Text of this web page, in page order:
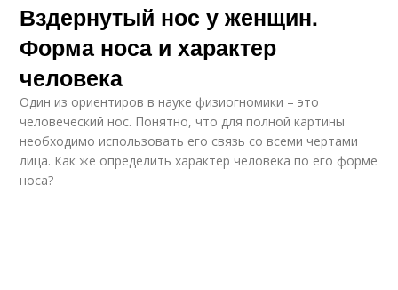
Мясистый нос Греческий нос
Курносый нос Ястребиный нос
Вздернутый нос у женщин.
Форма носа и характер
человека
Один из ориентиров в науке физиогномики – это
человеческий нос. Понятно, что для полной картины
необходимо использовать его связь со всеми чертами
лица. Как же определить характер человека по его форме
носа?